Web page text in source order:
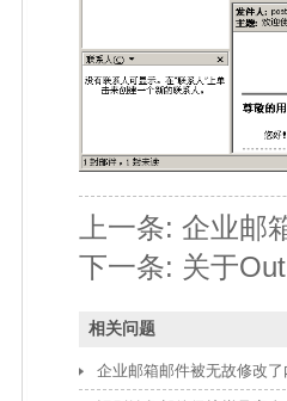
上一条: 企业邮
下一条: 关于
相关问题
企业邮箱邮件被无故修改了